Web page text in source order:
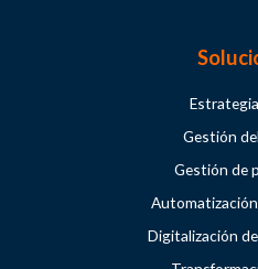
Gestión
Gestión de
Digitalización